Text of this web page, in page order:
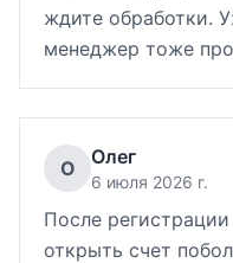
ждите обработки.
менеджер тоже
О Олег
6 июля 2026 г.
После
открыть счет